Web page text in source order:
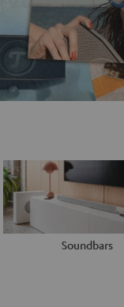
Soundbars